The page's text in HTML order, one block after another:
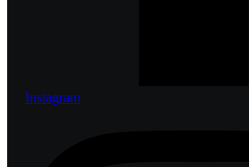
Instagram